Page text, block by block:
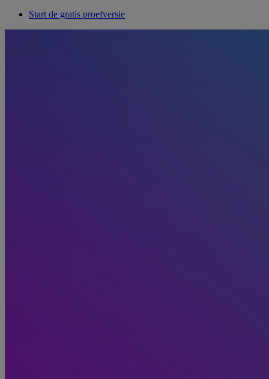
Start de gratis proefversie